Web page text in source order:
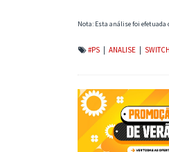
Nota: Esta análise foi
#PS ANALISE SWITCH